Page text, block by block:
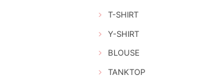
T-SHIRT
Y-SHIRT
BLOUSE
TANKTOP